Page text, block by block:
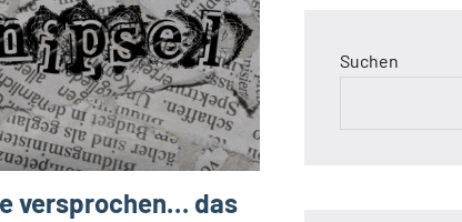
versprochen… das
Suchen